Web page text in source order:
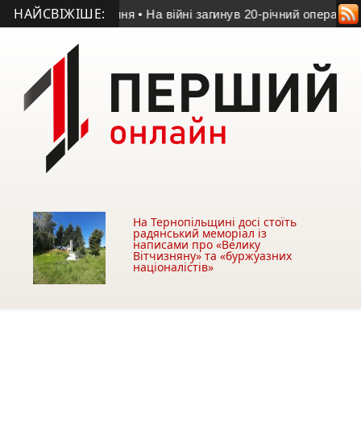
НАЙСВІЖІШЕ:
14-16 серпня • На війні загинув 20-річний оператор БпЛА
На Тернопільщині досі стоїть
радянський меморіал із
написами про «Велику
Вітчизняну» та «буржуазних
націоналістів»